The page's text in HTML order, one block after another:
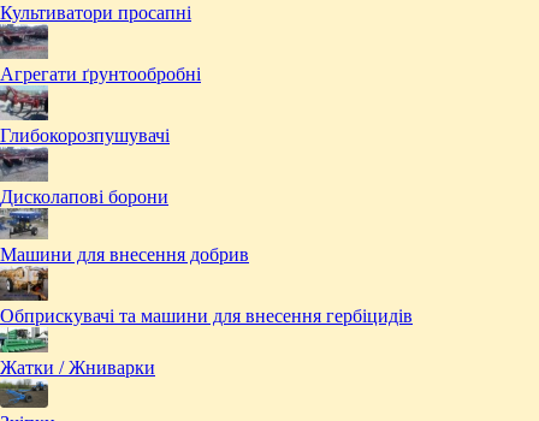
Культиватори просапні
Агрегати ґрунтообробні
Глибокорозпушувачі
Дисколапові борони
Машини для внесення добрив
Обприскувачі та машини для внесення гербіцидів
Жатки / Жниварки